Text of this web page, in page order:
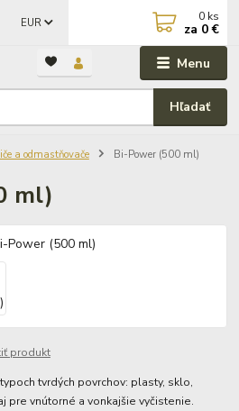
Menu
EUR
Hľadať
0 ks
za 0 €
a odmastňovače Bi-Power (500 ml)
ml)
produkt
tvrdých povrchov: plasty, sklo,
pre vnútorné a vonkajšie vyčistenie.